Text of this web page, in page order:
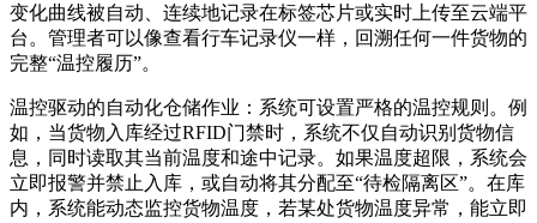
变化曲线被自动、连续地记录在标签芯片或实时上传至云端平
台。管理者可以像查看行车记录仪一样，回溯任何一件货物的
完整“温控履历”。
温控驱动的自动化仓储作业：系统可设置严格的温控规则。例
如，当货物入库经过RFID门禁时，系统不仅自动识别货物信
息，同时读取其当前温度和途中记录。如果温度超限，系统会
立即报警并禁止入库，或自动将其分配至“待检隔离区”。在库
内，系统能动态监控货物温度，若某处货物温度异常，能立即